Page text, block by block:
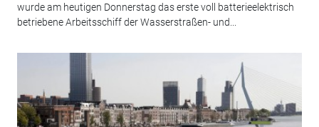
wurde am heutigen Donnerstag das erste voll batterieelektrisch
betriebene Arbeitsschiff der Wasserstraßen- und...